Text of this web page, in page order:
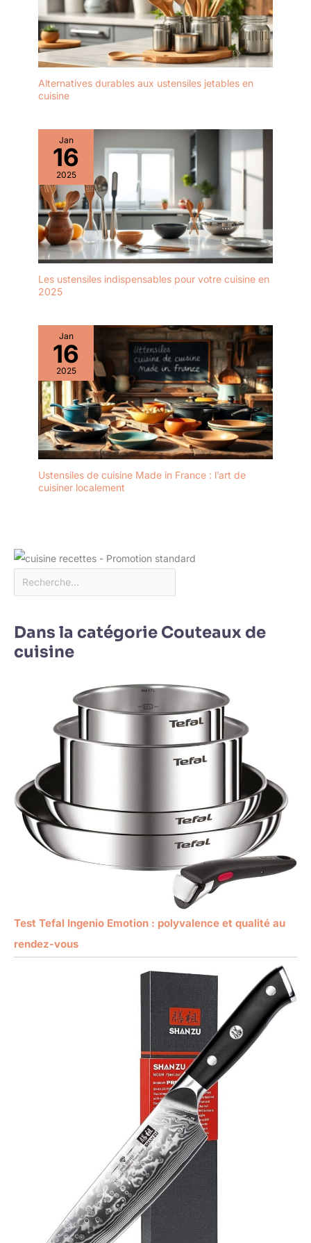
Alternatives durables aux ustensiles jetables en
cuisine
Jan
16
2025
Les ustensiles indispensables pour votre cuisine en
2025
Jan
16
2025
Ustensiles de cuisine Made in France : l’art de
cuisiner localement
Dans la catégorie Couteaux de
cuisine
Test Tefal Ingenio Emotion : polyvalence et qualité au
rendez-vous